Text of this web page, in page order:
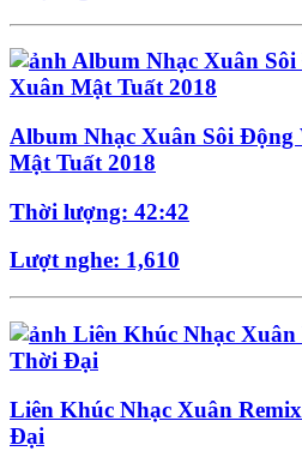
Album Nhạc Xuân Sôi
Mật Tuất 2018
Thời lượng: 42:42
Lượt nghe: 1,610
Liên Khúc Nhạc Xuân
Đại